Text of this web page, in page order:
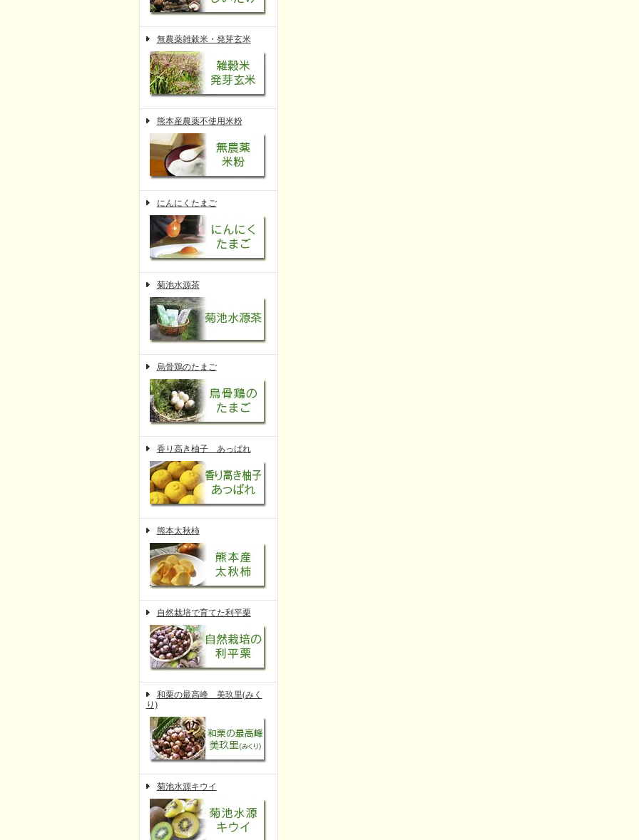
無農薬雑穀米・発芽玄米
熊本産農薬不使用米粉
にんにくたまご
菊池水源茶
烏骨鶏のたまご
香り高き柚子 あっぱれ
熊本太秋柿
自然栽培で育てた利平栗
和栗の最高峰 美玖里(みく
り)
菊池水源キウイ